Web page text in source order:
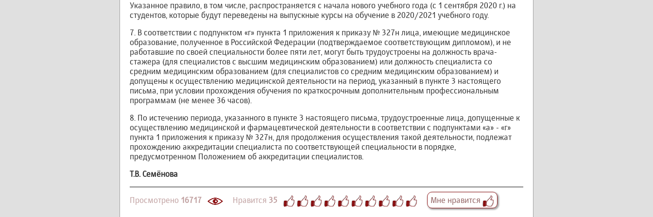
Указанное правило, в том числе, распространяется с начала нового учебного года (с 1 сентября 2020 г.) на
студентов, которые будут переведены на выпускные курсы на обучение в 2020/2021 учебного году.
7. В соответствии с подпунктом «г» пункта 1 приложения к приказу № 327н лица, имеющие медицинское
образование, полученное в Российской Федерации (подтверждаемое соответствующим дипломом), и не
работавшие по своей специальности более пяти лет, могут быть трудоустроены на должность врача-
стажера (для специалистов с высшим медицинским образованием) или должность специалиста со
средним медицинским образованием (для специалистов со средним медицинским образованием) и
допущены к осуществлению медицинской деятельности на период, указанный в пункте 3 настоящего
письма, при условии прохождения обучения по краткосрочным дополнительным профессиональным
программам (не менее 36 часов).
8. По истечению периода, указанного в пункте 3 настоящего письма, трудоустроенные лица, допущенные к
осуществлению медицинской и фармацевтической деятельности в соответствии с подпунктами «а» - «г»
пункта 1 приложения к приказу № 327н, для продолжения осуществления такой деятельности, подлежат
прохождению аккредитации специалиста по соответствующей специальности в порядке,
предусмотренном Положением об аккредитации специалистов.
Т.В. Семёнова
Просмотрено 16717 Нравится 35 Мне нравится